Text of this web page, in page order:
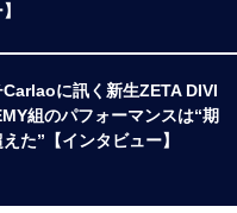
に訊く新生ZETA DIVI
組のパフォーマンスは“期
た”【インタビュー】